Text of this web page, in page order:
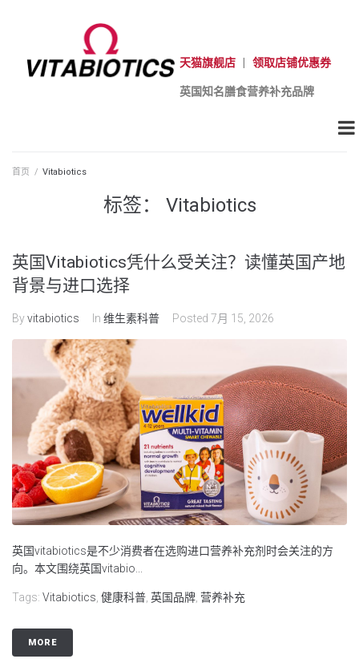
天猫旗舰店 领取店铺优惠券
英国知名膳食营养补充品牌
首页 / Vitabiotics
标签： Vitabiotics
英国Vitabiotics凭什么受关注？读懂英国产地
背景与进口选择
Byvitabiotics In 维生素科普 Posted 7月 15, 2026
英国vitabiotics是不少消费者在选购进口营养补充剂时会关注的方
向。本文围绕英国vitabio...
Tags: Vitabiotics, 健康科普, 英国品牌, 营养补充
MORE